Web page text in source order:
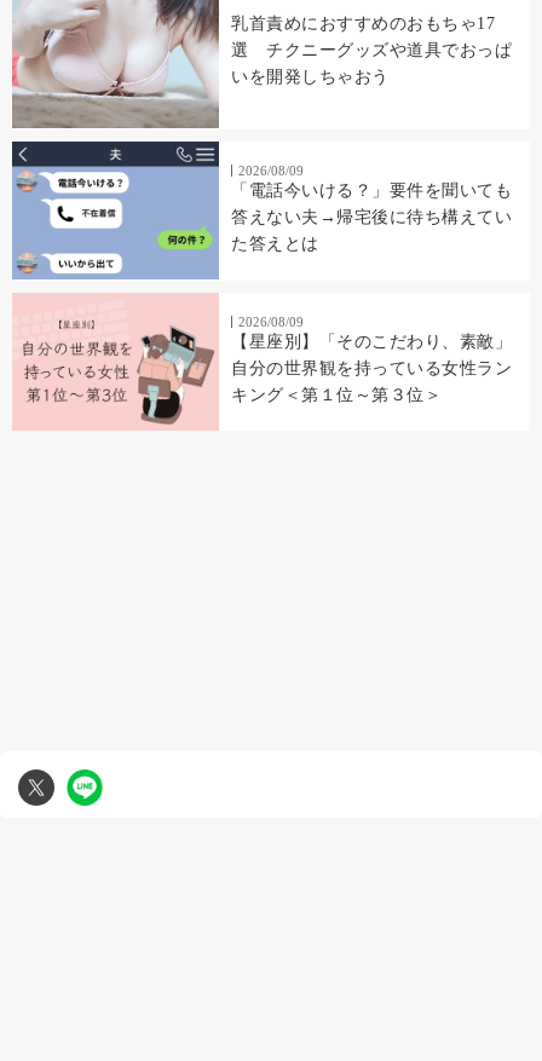
乳首責めにおすすめのおもちゃ17
選 チクニーグッズや道具でおっぱ
いを開発しちゃおう
2026/08/09
「電話今いける？」要件を聞いても
答えない夫→帰宅後に待ち構えてい
た答えとは
2026/08/09
【星座別】「そのこだわり、素敵」
自分の世界観を持っている女性ラン
キング＜第１位～第３位＞